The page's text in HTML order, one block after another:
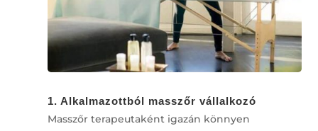
1. Alkalmazottból masszőr vállalkozó
Masszőr terapeutaként igazán könnyen